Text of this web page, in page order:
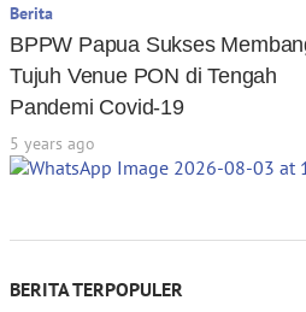
Berita
BPPW Papua Sukses
Tujuh Venue PON di Tengah
Pandemi Covid-19
5 years ago
BERITA TERPOPULER